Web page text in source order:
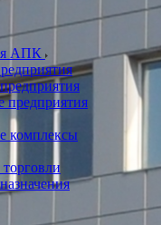
АПК
предприятия
комплексы